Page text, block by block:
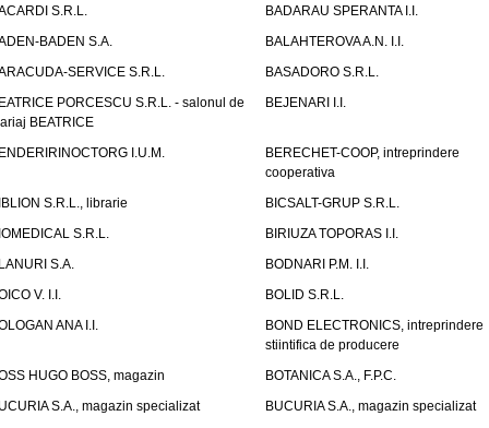
S.R.L.
BADARAU SPERANTA I.I.
BADEN S.A.
BALAHTEROVA A.N. I.I.
SERVICE S.R.L.
BASADORO S.R.L.
PORCESCU S.R.L. - salonul de
BEATRICE
BEJENARI I.I.
I.U.M.
BERECHET-COOP, intreprindere
cooperativa
S.R.L., librarie
BICSALT-GRUP S.R.L.
S.R.L.
BIRIUZA TOPORAS I.I.
S.A.
BODNARI P.M. I.I.
V. I.I.
BOLID S.R.L.
ANA I.I.
BOND ELECTRONICS, intreprindere
stiintifica de producere
HUGO BOSS, magazin
BOTANICA S.A., F.P.C.
S.A., magazin specializat
BUCURIA S.A., magazin specializat